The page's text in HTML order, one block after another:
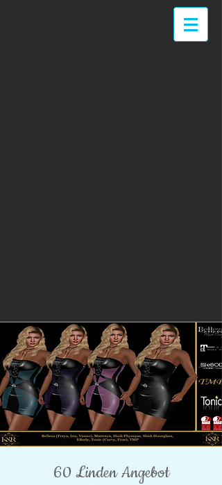
60 Linden Angebot